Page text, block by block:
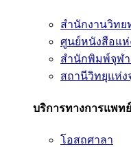
สำนักงานวิทย
ศูนย์หนังสือแห่
สำนักพิมพ์จุฬ
สถานีวิทยุแห่ง
บริการทางการแพทย์
โอสถศาลา